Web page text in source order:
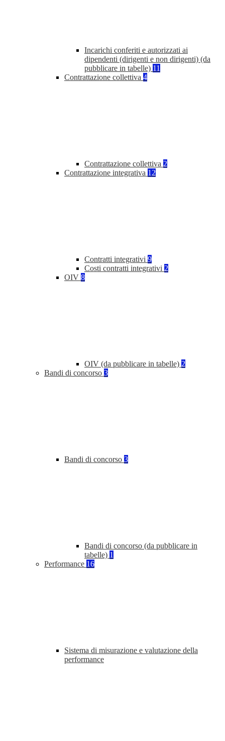
Incarichi conferiti e autorizzati ai
dipendenti (dirigenti e non dirigenti) (da
pubblicare in tabelle) 11
Contrattazione collettiva 4
Contrattazione collettiva 2
Contrattazione integrativa 12
Contratti integrativi 9
Costi contratti integrativi 2
OIV 8
OIV (da pubblicare in tabelle) 2
Bandi di concorso 3
Bandi di concorso 3
Bandi di concorso (da pubblicare in
tabelle) 1
Performance 16
Sistema di misurazione e valutazione della
performance